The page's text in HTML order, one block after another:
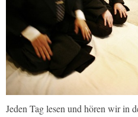
Jeden Tag lesen und hören wir in